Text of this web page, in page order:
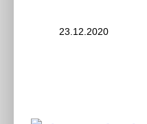
23.12.2020